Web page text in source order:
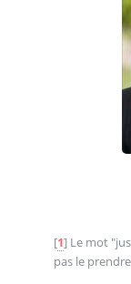
[1] Le mot
pas le